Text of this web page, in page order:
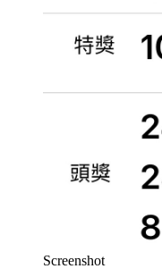
Screenshot